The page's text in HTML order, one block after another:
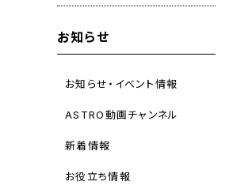
お知らせ
お知らせ・イベント情報
ASTRO動画チャンネル
新着情報
お役立ち情報